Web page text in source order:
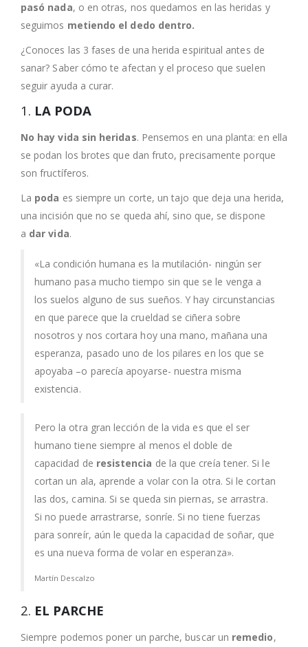
pasó nada, o en otras, nos quedamos en las heridas y
seguimos metiendo el dedo dentro.
¿Conoces las 3 fases de una herida espiritual antes de
sanar? Saber cómo te afectan y el proceso que suelen
seguir ayuda a curar.
1. LA PODA
No hay vida sin heridas. Pensemos en una planta: en ella
se podan los brotes que dan fruto, precisamente porque
son fructíferos.
La poda es siempre un corte, un tajo que deja una herida,
una incisión que no se queda ahí, sino que, se dispone
a dar vida.
«La condición humana es la mutilación- ningún ser
humano pasa mucho tiempo sin que se le venga a
los suelos alguno de sus sueños. Y hay circunstancias
en que parece que la crueldad se ciñera sobre
nosotros y nos cortara hoy una mano, mañana una
esperanza, pasado uno de los pilares en los que se
apoyaba –o parecía apoyarse- nuestra misma
existencia.
Pero la otra gran lección de la vida es que el ser
humano tiene siempre al menos el doble de
capacidad de resistencia de la que creía tener. Si le
cortan un ala, aprende a volar con la otra. Si le cortan
las dos, camina. Si se queda sin piernas, se arrastra.
Si no puede arrastrarse, sonríe. Si no tiene fuerzas
para sonreír, aún le queda la capacidad de soñar, que
es una nueva forma de volar en esperanza».
Martín Descalzo
2. EL PARCHE
Siempre podemos poner un parche, buscar un remedio,